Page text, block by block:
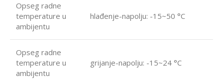
Opseg radne
temperature u
ambijentu
hlađenje-napolju: -15~50 °C
Opseg radne
temperature u
ambijentu
grijanje-napolju: -15~24 °C